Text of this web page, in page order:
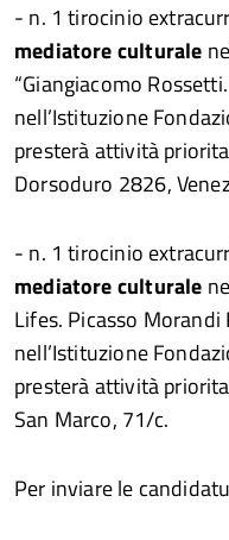
- n. 1 tirocinio
mediatore culturale
“Giangiacomo
nell’Istituzione
presterà attività
Dorsoduro 2826,
- n. 1 tirocinio
mediatore culturale
Lifes. Picasso
nell’Istituzione
presterà attività
San Marco, 71/c.
Per inviare le